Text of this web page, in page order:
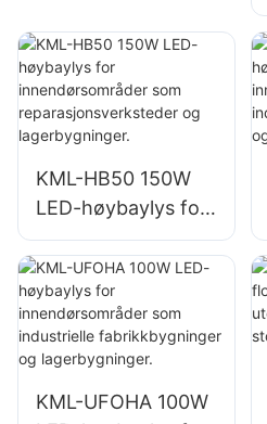
belysning i
fabrikker,
lagerbygninger osv.
KML-HB50 150W
LED-høybaylys for
innendørsområder
som
reparasjonsverkste
der og
lagerbygninger.
KML-UFOHA 100W